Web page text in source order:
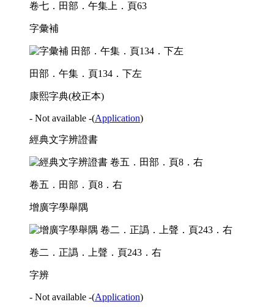
卷七．田部．午集上．頁63
字彙補
田部．午集．頁134．下左
康熙字典(校正本)
- Not available -(Application)
經典文字辨證書
卷五．田部．頁8．右
增廣字學舉隅
卷二．正譌．上聲．頁243．右
字辨
- Not available -(Application)